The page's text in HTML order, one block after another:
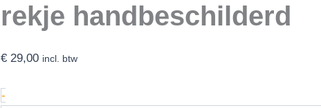
rekje handbeschilderd
€ 29,00 incl. btw
-